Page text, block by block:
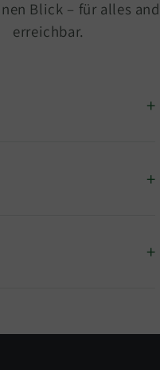
Blick – für alles
erreichbar.